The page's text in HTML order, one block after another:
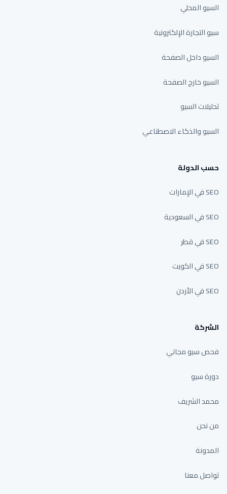
السيو المحلي
سيو التجارة الإلكترونية
السيو داخل الصفحة
السيو خارج الصفحة
تحليلات السيو
السيو والذكاء الاصطناعي
حسب الدولة
SEO في الإمارات
SEO في السعودية
SEO في قطر
SEO في الكويت
SEO في الأردن
الشركة
فحص سيو مجاني
دورة سيو
محمد الشريف
من نحن
المدونة
تواصل معنا